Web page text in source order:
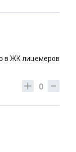
в ЖК лицемеров
0